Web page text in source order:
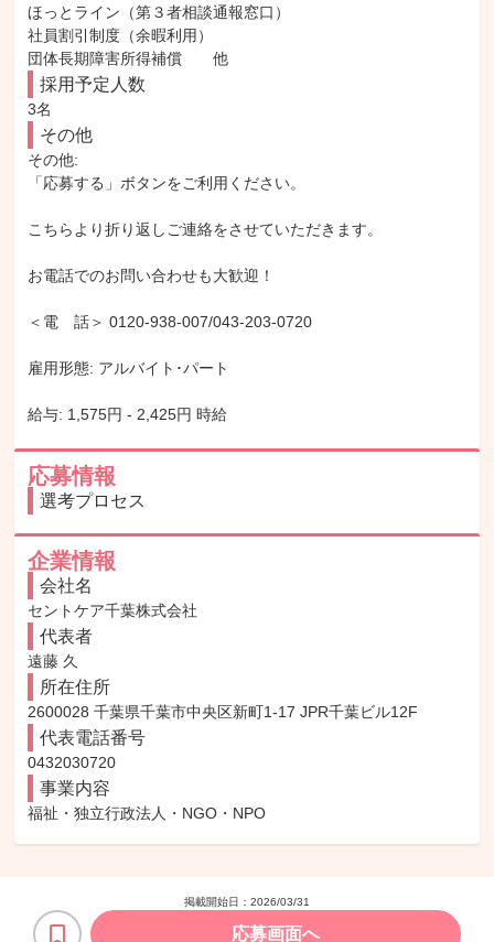
ほっとライン（第３者相談通報窓口）
社員割引制度（余暇利用）
団体長期障害所得補償　　他
採用予定人数
3名
その他
その他:
「応募する」ボタンをご利用ください。
こちらより折り返しご連絡をさせていただきます。
お電話でのお問い合わせも大歓迎！
＜電　話＞ 0120-938-007/043-203-0720
雇用形態: アルバイト･パート
給与: 1,575円 - 2,425円 時給
応募情報
選考プロセス
企業情報
会社名
セントケア千葉株式会社
代表者
遠藤 久
所在住所
2600028 千葉県千葉市中央区新町1-17 JPR千葉ビル12F
代表電話番号
0432030720
事業内容
福祉・独立行政法人・NGO・NPO
掲載開始日： 2026/03/31
応募画面へ